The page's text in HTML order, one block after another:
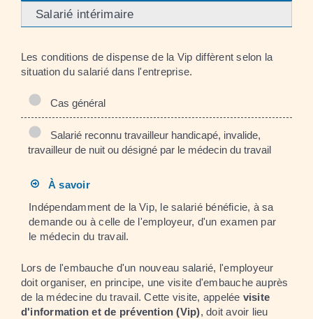
Salarié intérimaire
Les conditions de dispense de la Vip diffèrent selon la
situation du salarié dans l'entreprise.
Cas général
Salarié reconnu travailleur handicapé, invalide,
travailleur de nuit ou désigné par le médecin du travail
À savoir
Indépendamment de la Vip, le salarié bénéficie, à sa
demande ou à celle de l'employeur, d'un examen par
le médecin du travail.
Lors de l'embauche d'un nouveau salarié, l'employeur
doit organiser, en principe, une visite d'embauche auprès
de la médecine du travail. Cette visite, appelée visite
d'information et de prévention (Vip), doit avoir lieu